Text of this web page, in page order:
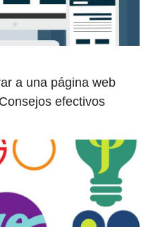
a una página web
efectivos